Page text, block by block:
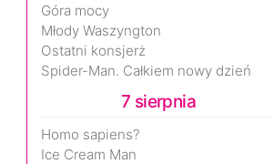
Góra mocy
Młody Waszyngton
Ostatni konsjerż
Spider-Man. Całkiem nowy dzień
7 sierpnia
Homo sapiens?
Ice Cream Man